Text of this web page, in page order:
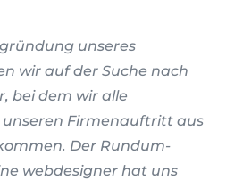
unseres
wir auf der Suche nach
bei dem wir alle
Firmenauftritt aus
Der Rundum-
webdesigner hat uns